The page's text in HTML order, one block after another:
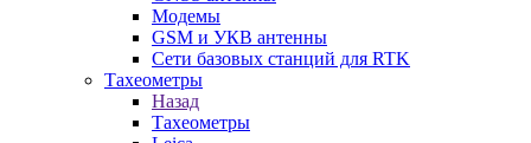
Модемы
GSM и УКВ антенны
Сети базовых станций для RTK
Тахеометры
Назад
Тахеометры